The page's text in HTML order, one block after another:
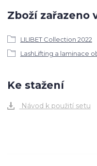
Zboží zařazeno
LILIBET Collection 2022
LashLifting a laminace
Ke stažení
Návod k použití setu